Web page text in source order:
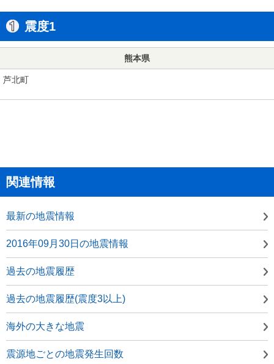
震度1
熊本県
芦北町
関連情報
最新の地震情報
2016年09月30日の地震情報
過去の地震履歴
過去の地震履歴(震度3以上)
海外の大きな地震
震源地ごとの地震発生回数